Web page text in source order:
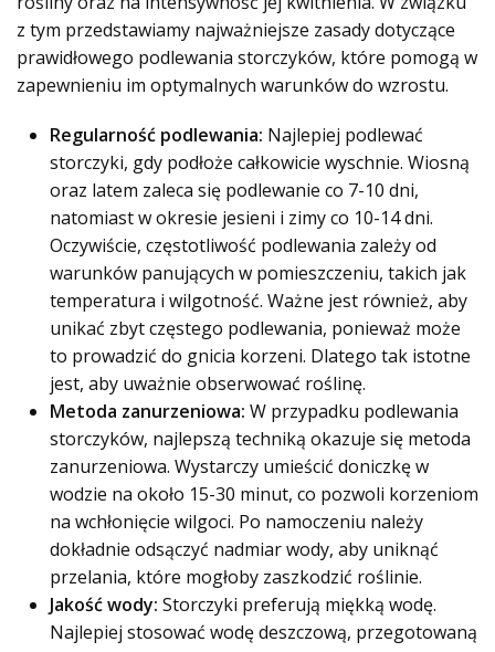
z tym przedstawiamy najważniejsze zasady dotyczące
prawidłowego podlewania storczyków, które pomogą w
zapewnieniu im optymalnych warunków do wzrostu.
Regularność podlewania: Najlepiej podlewać
storczyki, gdy podłoże całkowicie wyschnie. Wiosną
oraz latem zaleca się podlewanie co 7-10 dni,
natomiast w okresie jesieni i zimy co 10-14 dni.
Oczywiście, częstotliwość podlewania zależy od
warunków panujących w pomieszczeniu, takich jak
temperatura i wilgotność. Ważne jest również, aby
unikać zbyt częstego podlewania, ponieważ może
to prowadzić do gnicia korzeni. Dlatego tak istotne
jest, aby uważnie obserwować roślinę.
Metoda zanurzeniowa: W przypadku podlewania
storczyków, najlepszą techniką okazuje się metoda
zanurzeniowa. Wystarczy umieścić doniczkę w
wodzie na około 15-30 minut, co pozwoli korzeniom
na wchłonięcie wilgoci. Po namoczeniu należy
dokładnie odsączyć nadmiar wody, aby uniknąć
przelania, które mogłoby zaszkodzić roślinie.
Jakość wody: Storczyki preferują miękką wodę.
Najlepiej stosować wodę deszczową, przegotowaną